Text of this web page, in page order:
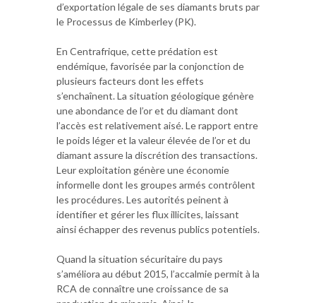
d’exportation légale de ses diamants bruts par
le Processus de Kimberley (PK).
En Centrafrique, cette prédation est
endémique, favorisée par la conjonction de
plusieurs facteurs dont les effets
s’enchaînent. La situation géologique génère
une abondance de l’or et du diamant dont
l’accès est relativement aisé. Le rapport entre
le poids léger et la valeur élevée de l’or et du
diamant assure la discrétion des transactions.
Leur exploitation génère une économie
informelle dont les groupes armés contrôlent
les procédures. Les autorités peinent à
identifier et gérer les flux illicites, laissant
ainsi échapper des revenus publics potentiels.
Quand la situation sécuritaire du pays
s’améliora au début 2015, l’accalmie permit à la
RCA de connaître une croissance de sa